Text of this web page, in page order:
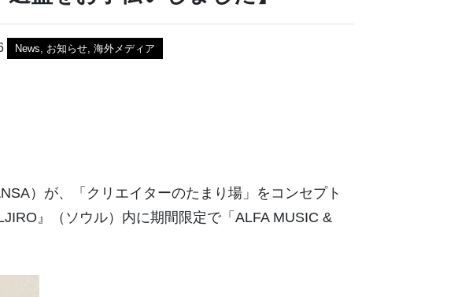
News, お知らせ, 海外メディア
）が、「クリエイターのたまり場」をコンセプト
』（ソウル）内に期間限定で「ALFA MUSIC &